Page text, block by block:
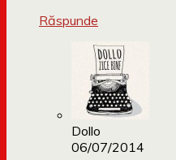
Răspunde
Dollo
06/07/2014